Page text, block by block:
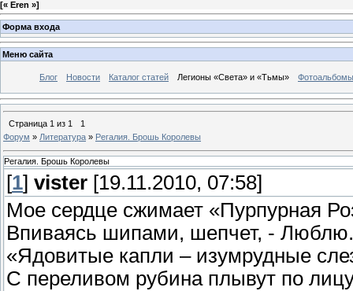
[« Eren »]
Форма входа
Меню сайта
Блог Новости Каталог статей Легионы «Света» и «Тьмы» Фотоальбомы
Страница 1 из 1
1
Форум » Литература » Регалия. Брошь Королевы
Регалия. Брошь Королевы
[1] vister [19.11.2010, 07:58]
Мое сердце сжимает «Пурпурная
Впиваясь шипами, шепчет, - Люблю.
«Ядовитые капли – изумрудные
С переливом рубина плывут по